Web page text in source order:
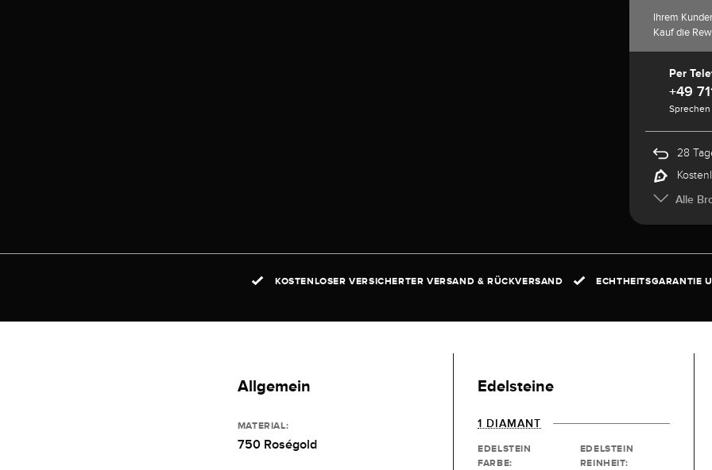
Ihrem
Kauf die
Per
+49
28
Alle
KOSTENLOSER VERSICHERTER VERSAND & RÜCKVERSAND ECHTHEITSGARANTIE
Allgemein
MATERIAL:
750 Roségold
Edelsteine
1 DIAMANT
EDELSTEIN
FARBE:
EDELSTEIN
REINHEIT: